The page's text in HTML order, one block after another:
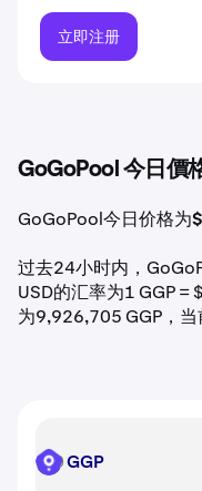
立即注册
GoGoPool 今日價
GoGoPool今日价格为
过去24小时内，
USD的汇率为1 GGP
为9,926,705 GGP，
GGP GGP